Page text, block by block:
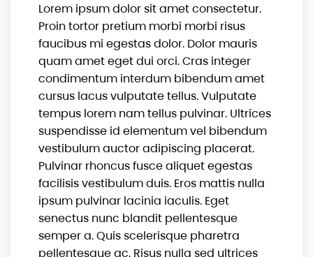
Lorem ipsum dolor sit amet consectetur.
Proin tortor pretium morbi morbi risus
faucibus mi egestas dolor. Dolor mauris
quam amet eget dui orci. Cras integer
condimentum interdum bibendum amet
cursus lacus vulputate tellus. Vulputate
tempus lorem nam tellus pulvinar. Ultrices
suspendisse id elementum vel bibendum
vestibulum auctor adipiscing placerat.
Pulvinar rhoncus fusce aliquet egestas
facilisis vestibulum duis. Eros mattis nulla
ipsum pulvinar lacinia iaculis. Eget
senectus nunc blandit pellentesque
semper a. Quis scelerisque pharetra
pellentesque ac. Risus nulla sed ultrices